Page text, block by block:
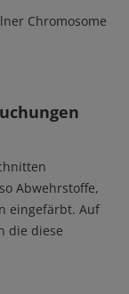
Chromosome
Abwehrstoffe,
eingefärbt. Auf
die diese